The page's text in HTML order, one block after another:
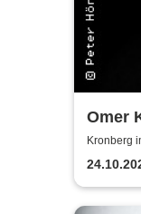
Omer
Kronberg
Saal